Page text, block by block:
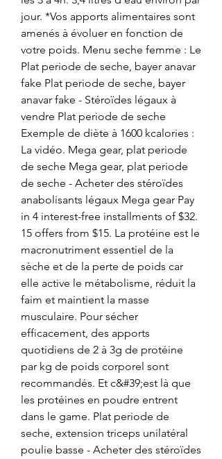
jour. *Vos apports alimentaires sont
amenés à évoluer en fonction de
votre poids. Menu seche femme : Le
Plat periode de seche, bayer anavar
fake Plat periode de seche, bayer
anavar fake - Stéroïdes légaux à
vendre Plat periode de seche
Exemple de diète à 1600 kcalories :
La vidéo. Mega gear, plat periode
de seche Mega gear, plat periode
de seche - Acheter des stéroïdes
anabolisants légaux Mega gear Pay
in 4 interest-free installments of $32.
15 offers from $15. La protéine est le
macronutriment essentiel de la
sèche et de la perte de poids car
elle active le métabolisme, réduit la
faim et maintient la masse
musculaire. Pour sécher
efficacement, des apports
quotidiens de 2 à 3g de protéine
par kg de poids corporel sont
recommandés. Et c&#39;est là que
les protéines en poudre entrent
dans le game. Plat periode de
seche, extension triceps unilatéral
poulie basse - Acheter des stéroïdes